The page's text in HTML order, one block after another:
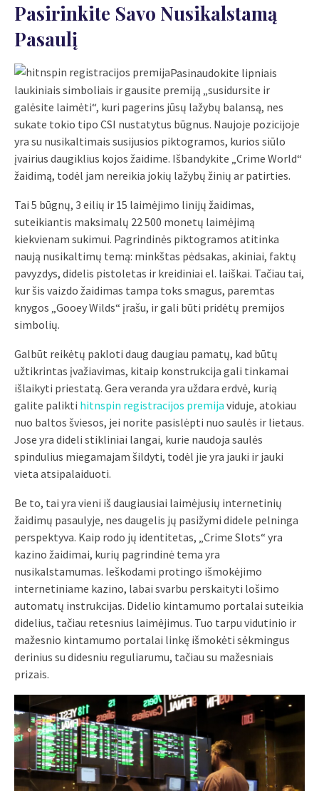
Pasirinkite Savo Nusikalstamą
Pasaulį
Pasinaudokite lipniais
laukiniais simboliais ir gausite premiją „susidursite ir
galėsite laimėti“, kuri pagerins jūsų lažybų balansą, nes
sukate tokio tipo CSI nustatytus būgnus. Naujoje pozicijoje
yra su nusikaltimais susijusios piktogramos, kurios siūlo
įvairius daugiklius kojos žaidime. Išbandykite „Crime World“
žaidimą, todėl jam nereikia jokių lažybų žinių ar patirties.
Tai 5 būgnų, 3 eilių ir 15 laimėjimo linijų žaidimas,
suteikiantis maksimalų 22 500 monetų laimėjimą
kiekvienam sukimui. Pagrindinės piktogramos atitinka
naują nusikaltimų temą: minkštas pėdsakas, akiniai, faktų
pavyzdys, didelis pistoletas ir kreidiniai el. laiškai. Tačiau tai,
kur šis vaizdo žaidimas tampa toks smagus, paremtas
knygos „Gooey Wilds“ įrašu, ir gali būti pridėtų premijos
simbolių.
Galbūt reikėtų pakloti daug daugiau pamatų, kad būtų
užtikrintas įvažiavimas, kitaip konstrukcija gali tinkamai
išlaikyti priestatą. Gera veranda yra uždara erdvė, kurią
galite palikti hitnspin registracijos premija viduje, atokiau
nuo baltos šviesos, jei norite pasislėpti nuo saulės ir lietaus.
Jose yra dideli stikliniai langai, kurie naudoja saulės
spindulius miegamajam šildyti, todėl jie yra jauki ir jauki
vieta atsipalaiduoti.
Be to, tai yra vieni iš daugiausiai laimėjusių internetinių
žaidimų pasaulyje, nes daugelis jų pasižymi didele pelninga
perspektyva. Kaip rodo jų identitetas, „Crime Slots“ yra
kazino žaidimai, kurių pagrindinė tema yra
nusikalstamumas. Ieškodami protingo išmokėjimo
internetiniame kazino, labai svarbu perskaityti lošimo
automatų instrukcijas. Didelio kintamumo portalai suteikia
didelius, tačiau retesnius laimėjimus. Tuo tarpu vidutinio ir
mažesnio kintamumo portalai linkę išmokėti sėkmingus
derinius su didesniu reguliarumu, tačiau su mažesniais
prizais.